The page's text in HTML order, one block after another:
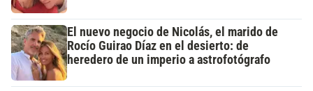
El nuevo negocio de Nicolás, el marido de
Rocío Guirao Díaz en el desierto: de
heredero de un imperio a astrofotógrafo